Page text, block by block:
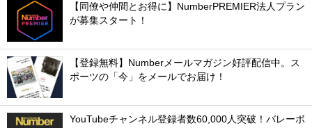
【同僚や仲間とお得に】NumberPREMIER法人プラン
が募集スタート！
【登録無料】Numberメールマガジン好評配信中。ス
ポーツの「今」をメールでお届け！
YouTubeチャンネル登録者数60,000人突破！バレーボ